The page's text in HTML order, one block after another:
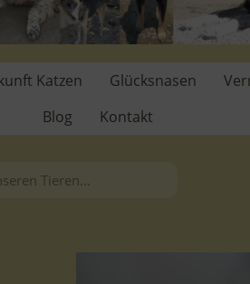
Katzen Glücksnasen
Blog
Kontakt